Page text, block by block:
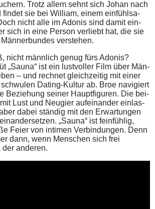
Trotz allem sehnt sich Johan nach
fin­det sie bei Wil­liam, einem ein­fühl­sa­
nicht alle im Ado­nis sind damit ein­
sich in eine Per­son ver­liebt hat, die sie
verstehen.
nicht männ­lich genug fürs Ado­nis?
„Sau­na“ ist ein lust­vol­ler Film über Män­
– und rech­net gleich­zei­tig mit einer
Dating‐Kultur ab. Broe navi­giert
Bezie­hung sei­ner Haupt­fi­gu­ren. Die bei­
Lust und Neu­gier auf­ein­an­der ein­las­
dabei stän­dig mit den Erwar­tun­gen
„Sau­na“ ist fein­füh­lig,
Fei­er von inti­men Ver­bin­dun­gen. Denn
dann, wenn Men­schen sich frei
anderen.